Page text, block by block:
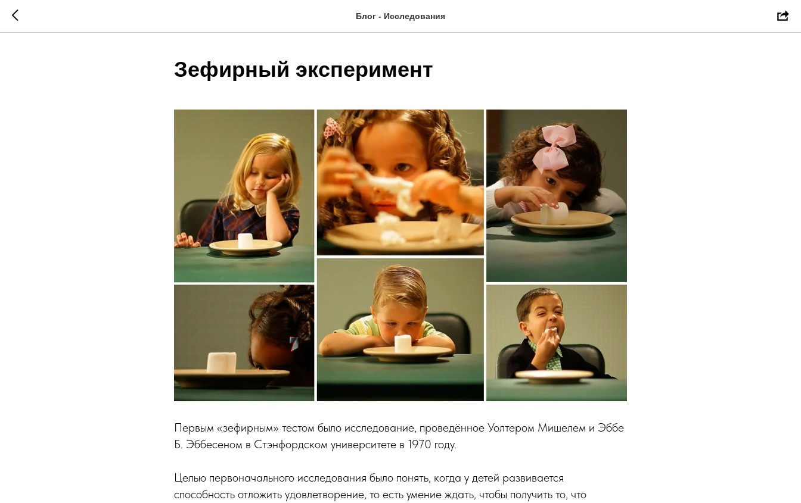
Блог - Исследования
Зефирный эксперимент
Первым «зефирным» тестом было исследование, проведённое Уолтером Мишелем и Эббе
Б. Эббесеном в Стэнфордском университете в 1970 году.
Целью первоначального исследования было понять, когда у детей развивается
способность отложить удовлетворение, то есть умение ждать, чтобы получить то, что